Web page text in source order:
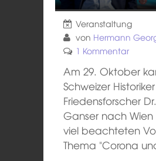
Veranstaltung
von Hermann
1 Kommentar
Am 29. Oktober
Schweizer
Friedensforscher
Ganser nach
viel beachteten
Thema "Corona